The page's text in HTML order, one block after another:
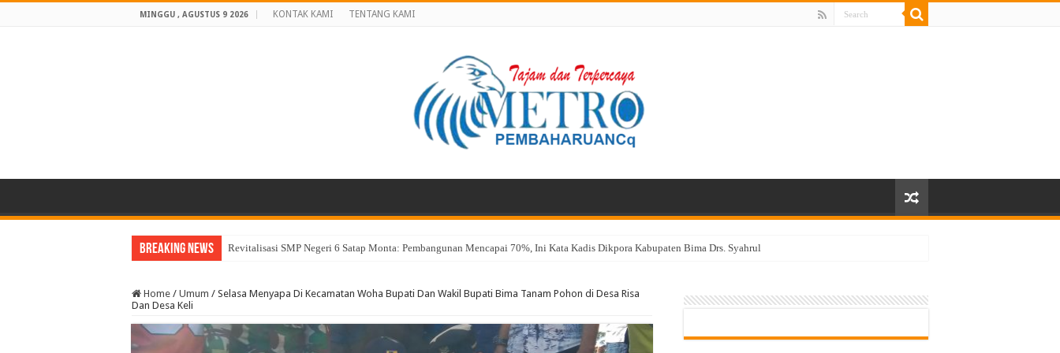
MINGGU , AGUSTUS 9 2026 KONTAK KAMI TENTANG KAMI
Breaking News Revitalisasi SMP Negeri 6 Satap Monta: Pembangunan Mencapai 70%, Ini Kata Kadis Dikpora Kabupaten Bima Drs. Syahrul
Home / Umum / Selasa Menyapa Di Kecamatan Woha Bupati Dan Wakil Bupati Bima Tanam Pohon di Desa Risa
Dan Desa Keli